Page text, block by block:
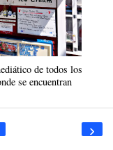
de todos los
se encuentran
›